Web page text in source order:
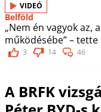
VIDEÓ
Belföld
„Nem én vagyok az,
működésébe” –
3 14 46
A BRFK